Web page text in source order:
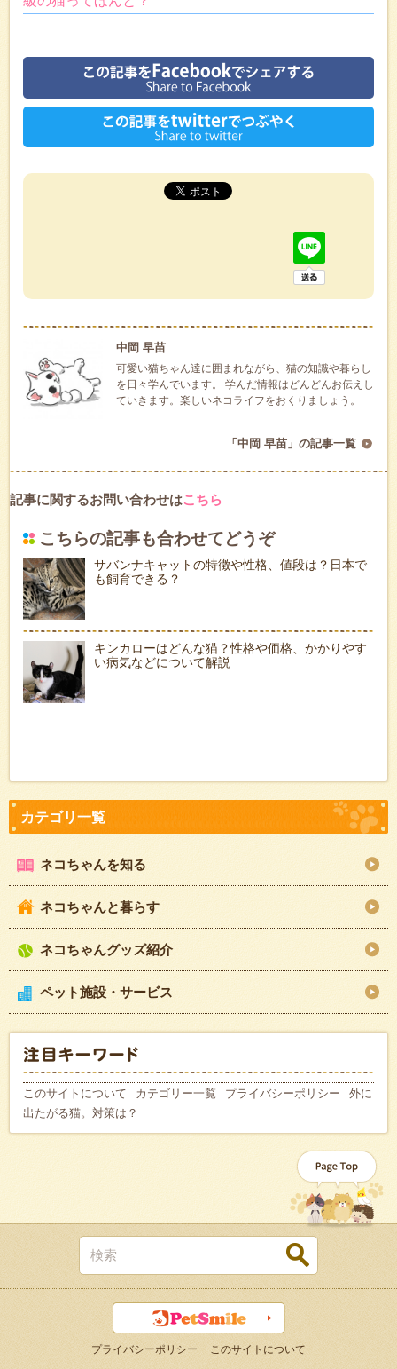
中岡 早苗
可愛い猫ちゃん達に囲まれながら、猫の知識や暮らし
を日々学んでいます。 学んだ情報はどんどんお伝えし
ていきます。楽しいネコライフをおくりましょう。
「中岡 早苗」の記事一覧
記事に関するお問い合わせはこちら
こちらの記事も合わせてどうぞ
サバンナキャットの特徴や性格、値段は？日本で
も飼育できる？
キンカローはどんな猫？性格や価格、かかりやす
い病気などについて解説
ネコちゃんを知る
ネコちゃんと暮らす
ネコちゃんグッズ紹介
ペット施設・サービス
このサイトについて カテゴリー一覧 プライバシーポリシー
外に
出たがる猫。対策は？
プライバシーポリシー このサイトについて